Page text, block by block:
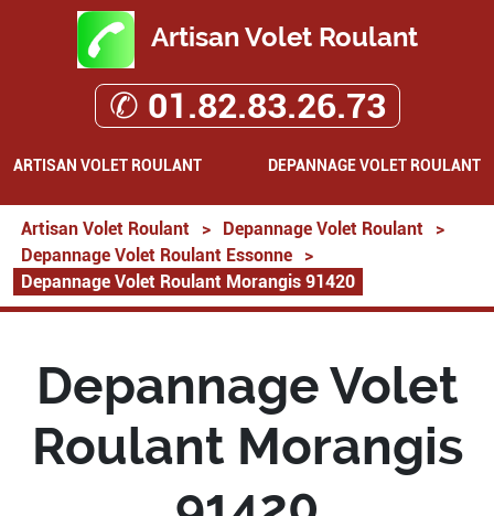
Artisan Volet Roulant
✆ 01.82.83.26.73
ARTISAN VOLET ROULANT DEPANNAGE VOLET ROULANT
Artisan Volet Roulant > Depannage Volet Roulant
>
Depannage Volet Roulant Essonne
>
Depannage Volet Roulant Morangis 91420
Depannage Volet
Roulant Morangis